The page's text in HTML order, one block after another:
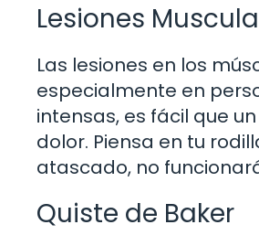
Lesiones
Las lesiones en los
especialmente en
intensas, es fácil que
dolor. Piensa en tu
atascado, no
Quiste de Baker